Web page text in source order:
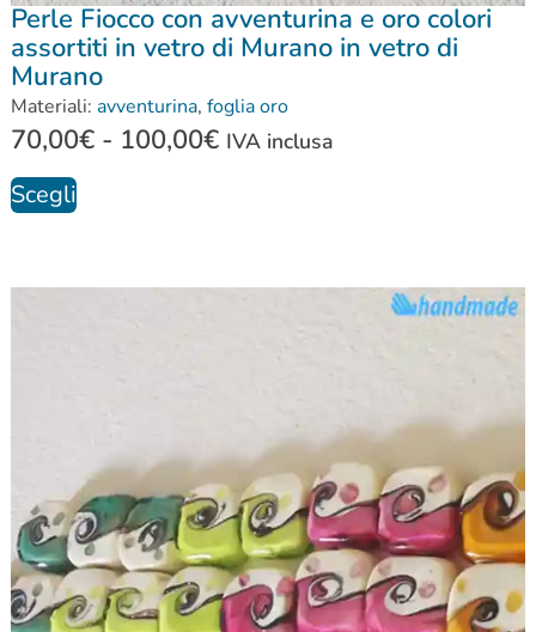
Perle Fiocco con avventurina e oro colori
assortiti in vetro di Murano in vetro di
Murano
Materiali: avventurina, foglia oro
70,00€ - 100,00€ IVA inclusa
Scegli